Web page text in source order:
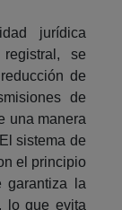
jurídica
se
de
de
una manera
sistema de
el principio
garantiza la
lo que evita